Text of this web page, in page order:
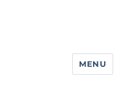
MENU